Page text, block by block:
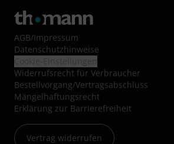
AGB/Impressum
Datenschutzhinweise
Widerrufsrecht für Verbraucher
Bestellvorgang/Vertragsabschluss
Mängelhaftungsrecht
Erklärung zur Barrierefreiheit
Vertrag widerrufen